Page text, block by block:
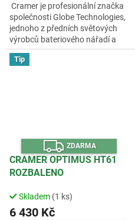
Cramer je profesionální značka
společnosti Globe Technologies,
jednoho z předních světových
výrobců bateriového nářadí a
zahradního vybavení. S více než
6 000 zaměstnanci po...
Tip
Z
D
A
R
M
ZDARMA
CRAMER OPTIMUS HT61
ROZBALENO
Skladem (1 ks)
6 430 Kč